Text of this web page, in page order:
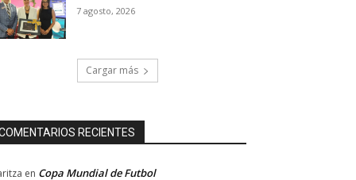
7 agosto, 2026
Cargar más
RECIENTES
en Copa Mundial de Futbol